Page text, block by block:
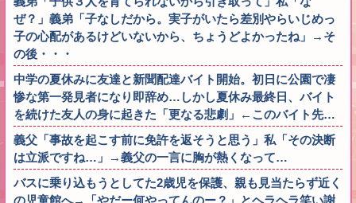
ぜ？」義弟「子なしだから。実子がいたら差別やらいじめっ
子の心配があるけどいないから、ちょうどよかったね」→そ
の後・・・
中学の夏休みに友達と新聞配達バイト開始。初日に公園で凄
惨な第一発見者になり即辞め…しかし夏休み最終日、バイト
を続けた友人の身に起きた「更なる悲劇」←このバイト先…
義父「事故を起こす前に免許を返そうと思う」私「その決断
は立派ですね…」→義父の一言に胸が熱くなって…
バスに乗り込もうとしてた2歳児を保護、親も見当たらず近く